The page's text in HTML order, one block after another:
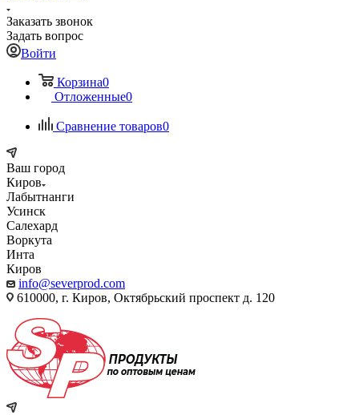
Заказать звонок
Задать вопрос
Войти
Корзина0
Отложенные0
Сравнение товаров0
Ваш город
Киров
Лабытнанги
Усинск
Салехард
Воркута
Инта
Киров
info@severprod.com
610000, г. Киров, Октябрьский проспект д. 120